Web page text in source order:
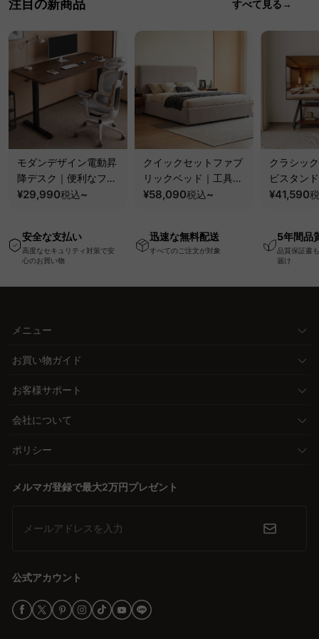
注目の新商品 すべて見る→
モダンデザイン電動昇
降デスク｜便利なフッ
ク・コンセント・
ー機能搭載ワークデス
ク
¥29,990税込~
クイックセットファブ
リックベッド｜工具不
要で組み立てられるク
¥58,090税込~
クラシッ
ビスタン
100kgの
¥41,590
安全な支払い
高度なセキュリティ対策で安
心のお買い物
迅速な無料配送
すべてのご注文が対象
5年間品
品質保証書
届け
メニュー
お買い物ガイド
お客様サポート
会社について
ポリシー
メルマガ登録で最大2万円プレゼント
メールアドレスを入力
公式アカウント